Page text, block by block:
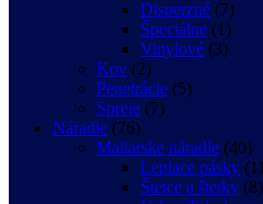
Disperzné (7)
Špeciálne (1)
Vinylové (3)
Kov (2)
Penetrácie (5)
Spreje (7)
Náradie (76)
Maliarske náradie (40)
Lepiace pásky
Štetce a štetky (8)